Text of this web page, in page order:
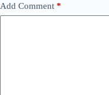
Add Comment *